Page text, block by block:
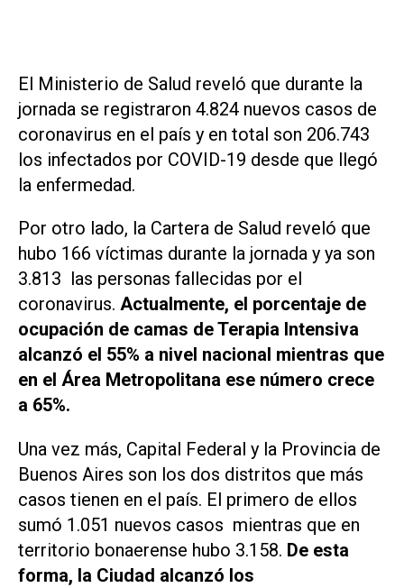
El Ministerio de Salud reveló que durante la
jornada se registraron 4.824 nuevos casos de
coronavirus en el país y en total son 206.743
los infectados por COVID-19 desde que llegó
la enfermedad.
Por otro lado, la Cartera de Salud reveló que
hubo 166 víctimas durante la jornada y ya son
3.813 las personas fallecidas por el
coronavirus. Actualmente, el porcentaje de
ocupación de camas de Terapia Intensiva
alcanzó el 55% a nivel nacional mientras que
en el Área Metropolitana ese número crece
a 65%.
Una vez más, Capital Federal y la Provincia de
Buenos Aires son los dos distritos que más
casos tienen en el país. El primero de ellos
sumó 1.051 nuevos casos mientras que en
territorio bonaerense hubo 3.158. De esta
forma, la Ciudad alcanzó los